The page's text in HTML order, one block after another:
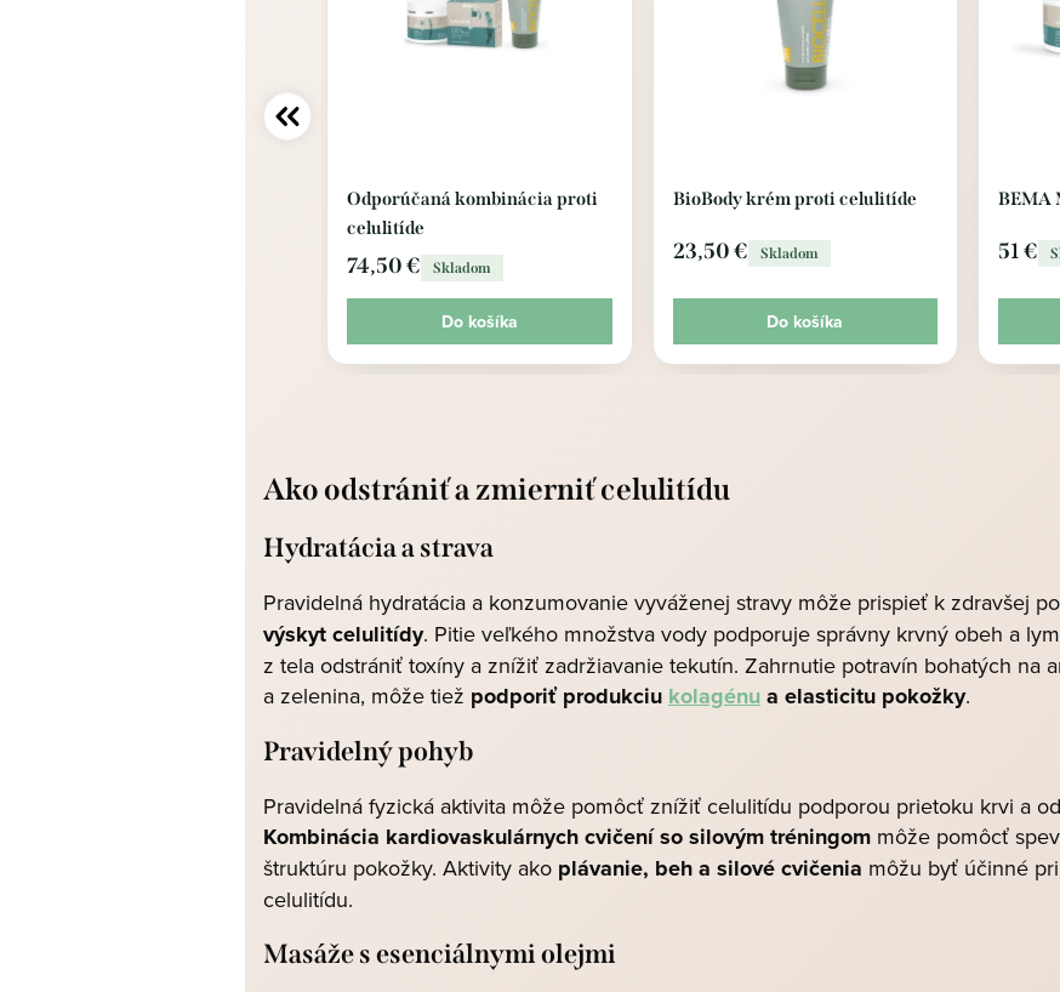
Odporúčaná kombinácia proti
celulitíde
74,50 € Skladom
Do košíka
BioBody krém proti celulitíde
23,50 € Skladom
Do košíka
BEMA
51 €
Ako odstrániť a zmierniť celulitídu
Hydratácia a strava
Pravidelná hydratácia a konzumovanie vyváženej stravy môže prispieť k zdravšej
výskyt celulitídy. Pitie veľkého množstva vody podporuje správny krvný obeh a
z tela odstrániť toxíny a znížiť zadržiavanie tekutín. Zahrnutie potravín bohatých na
a zelenina, môže tiež podporiť produkciu kolagénua elasticitu pokožky.
Pravidelný pohyb
Pravidelná fyzická aktivita môže pomôcť znížiť celulitídu podporou prietoku krvi a
Kombinácia kardiovaskulárnych cvičení so silovým tréningom môže pomôcť
štruktúru pokožky. Aktivity ako plávanie, beh a silové cvičenia môžu byť účinné
celulitídu.
Masáže s esenciálnymi olejmi